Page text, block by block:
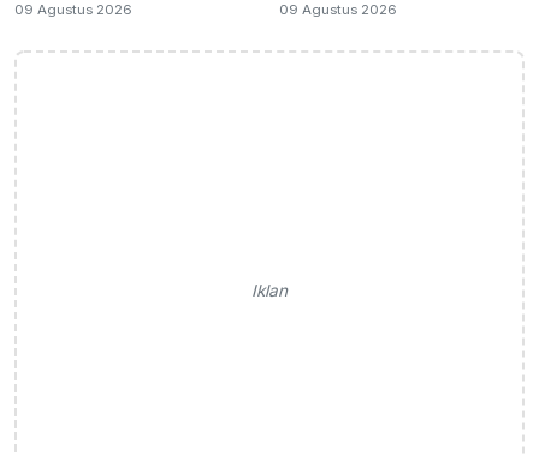
09 Agustus 2026 09 Agustus 2026
Iklan